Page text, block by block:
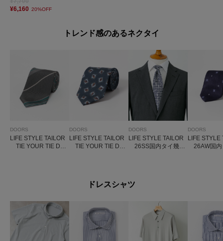
¥6,160 20%OFF
トレンド感のあるネクタイ
DOORS
LIFE STYLE TAILOR
TIE YOUR TIE DE
DOORS
LIFE STYLE TAILOR
TIE YOUR TIE DE
DOORS
LIFE STYLE TAILOR
26SS国内タイ幾何
DOORS
LIFE STYLE
26AW国内
ドレスシャツ